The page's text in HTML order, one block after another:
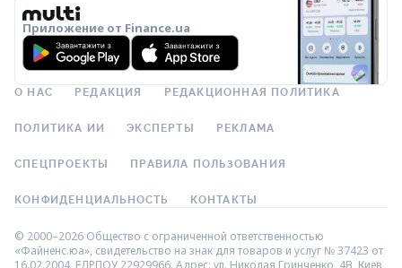
Приложение от Finance.ua
О НАС РЕДАКЦИЯ РЕДАКЦИОННАЯ ПОЛИТИКА
ПОЛИТИКА ИИ ЭКСПЕРТЫ РЕКЛАМА
СПЕЦПРОЕКТЫ ПРАВИЛА ПОЛЬЗОВАНИЯ
КОНФИДЕНЦИАЛЬНОСТЬ КОНТАКТЫ
© 2000–2026 Общество с ограниченной ответственностью
«Файненс.юа», свидетельство на знак для товаров и услуг № 37423 от
16.02.2004, ЕДРПОУ 22929966. Адрес: ул. Николая Гринченко, 4В, Киев,